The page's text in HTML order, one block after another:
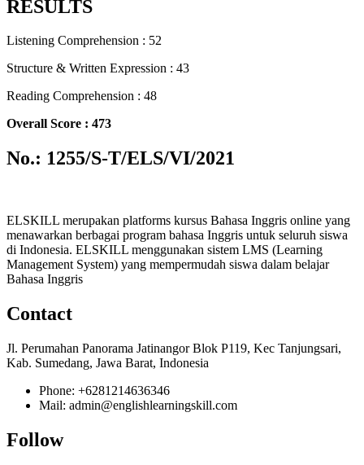
RESULTS
Listening Comprehension : 52
Structure & Written Expression : 43
Reading Comprehension : 48
Overall Score : 473
No.: 1255/S-T/ELS/VI/2021
ELSKILL merupakan platforms kursus Bahasa Inggris online yang
menawarkan berbagai program bahasa Inggris untuk seluruh siswa
di Indonesia. ELSKILL menggunakan sistem LMS (Learning
Management System) yang mempermudah siswa dalam belajar
Bahasa Inggris
Contact
Jl. Perumahan Panorama Jatinangor Blok P119, Kec Tanjungsari,
Kab. Sumedang, Jawa Barat, Indonesia
Phone: +6281214636346
Mail: admin@englishlearningskill.com
Follow